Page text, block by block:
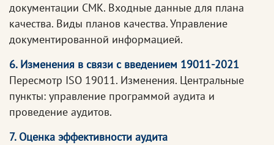
документации СМК. Входные данные для плана
качества. Виды планов качества. Управление
документированной информацией.
6. Изменения в связи с введением 19011-2021
Пересмотр ISO 19011. Изменения. Центральные
пункты: управление программой аудита и
проведение аудитов.
7. Оценка эффективности аудита